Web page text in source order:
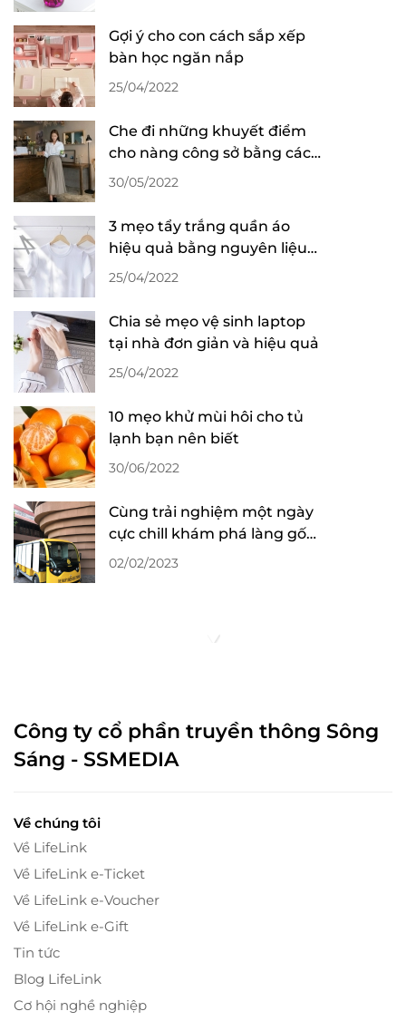
Gợi ý cho con cách sắp xếp
bàn học ngăn nắp
25/04/2022
Che đi những khuyết điểm
cho nàng công sở bằng cách
phối đồ thông minh
30/05/2022
3 mẹo tẩy trắng quần áo
hiệu quả bằng nguyên liệu
sẵn có trong nhà
25/04/2022
Chia sẻ mẹo vệ sinh laptop
tại nhà đơn giản và hiệu quả
25/04/2022
10 mẹo khử mùi hôi cho tủ
lạnh bạn nên biết
30/06/2022
Cùng trải nghiệm một ngày
cực chill khám phá làng gốm
Bát Tràng
02/02/2023
Công ty cổ phần truyền thông Sông
Sáng - SSMEDIA
Về chúng tôi
Về LifeLink
Về LifeLink e-Ticket
Về LifeLink e-Voucher
Về LifeLink e-Gift
Tin tức
Blog LifeLink
Cơ hội nghề nghiệp